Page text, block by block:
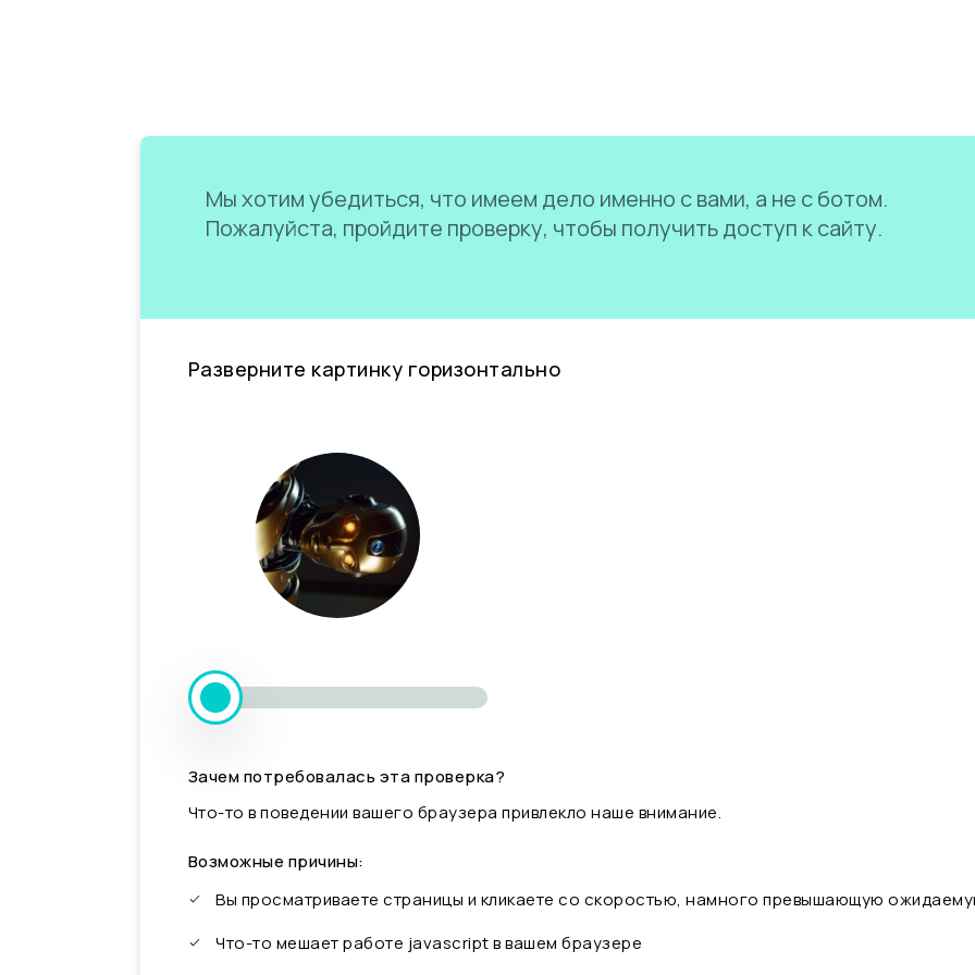
Мы хотим убедиться, что имеем дело именно с вами, а не с ботом.
Пожалуйста, пройдите проверку, чтобы получить доступ к сайту.
Разверните картинку горизонтально
Зачем потребовалась эта проверка?
Что-то в поведении вашего браузера привлекло наше внимание.
Возможные причины:
Вы просматриваете страницы и кликаете со скоростью, намного превышающую
Что-то мешает работе javascript в вашем браузере